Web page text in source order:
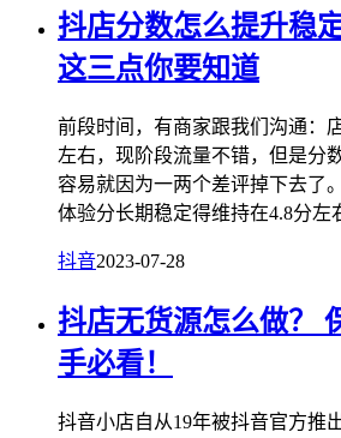
抖店分数怎么提升稳
这三点你要知道
前段时间，有商家跟我们沟通：
左右，现阶段流量不错，但是分
容易就因为一两个差评掉下去了
体验分长期稳定得维持在4.8分左
抖音2023-07-28
抖店无货源怎么做？
手必看！
抖音小店自从19年被抖音官方推